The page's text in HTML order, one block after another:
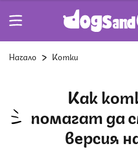
Начало Котки
Как котките ни
помагат да
версия